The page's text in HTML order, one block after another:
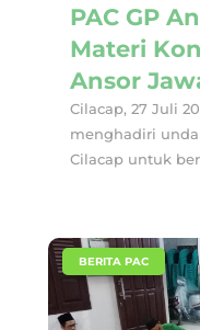
PAC GP
Materi
Ansor
Cilacap, 27 Juli
menghadiri
Cilacap untuk
BERITA PAC